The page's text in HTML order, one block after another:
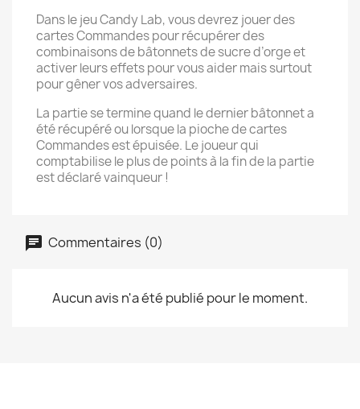
Dans le jeu Candy Lab, vous devrez jouer des
cartes Commandes pour récupérer des
combinaisons de bâtonnets de sucre d’orge et
activer leurs effets pour vous aider mais surtout
pour gêner vos adversaires.
La partie se termine quand le dernier bâtonnet a
été récupéré ou lorsque la pioche de cartes
Commandes est épuisée. Le joueur qui
comptabilise le plus de points à la fin de la partie
est déclaré vainqueur !
Commentaires (0)
Aucun avis n'a été publié pour le moment.